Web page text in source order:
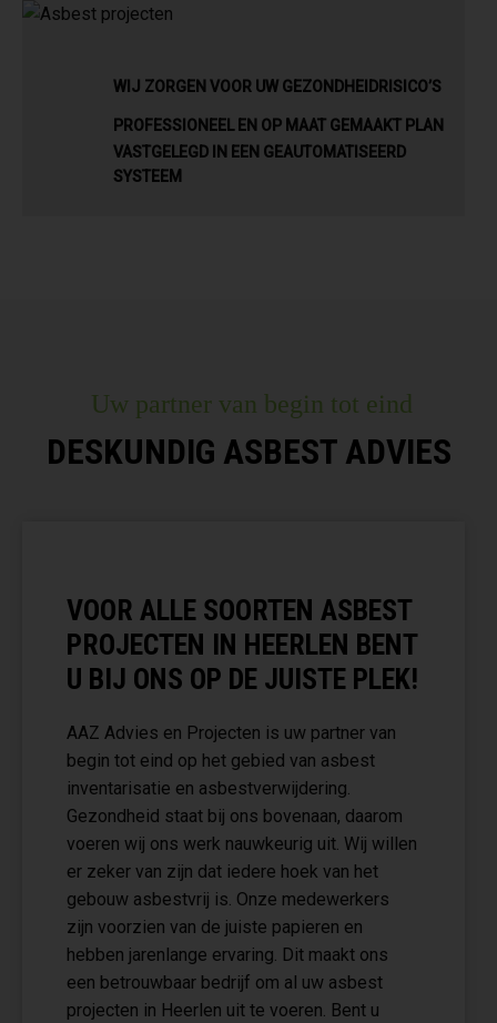
WIJ ZORGEN VOOR UW GEZONDHEIDRISICO’S
PROFESSIONEEL EN OP MAAT GEMAAKT PLAN
VASTGELEGD IN EEN GEAUTOMATISEERD
SYSTEEM
Uw partner van begin tot eind
DESKUNDIG ASBEST ADVIES
VOOR ALLE SOORTEN ASBEST
PROJECTEN IN HEERLEN BENT
U BIJ ONS OP DE JUISTE PLEK!
AAZ Advies en Projecten is uw partner van
begin tot eind op het gebied van asbest
inventarisatie en asbestverwijdering.
Gezondheid staat bij ons bovenaan, daarom
voeren wij ons werk nauwkeurig uit. Wij willen
er zeker van zijn dat iedere hoek van het
gebouw asbestvrij is. Onze medewerkers
zijn voorzien van de juiste papieren en
hebben jarenlange ervaring. Dit maakt ons
een betrouwbaar bedrijf om al uw asbest
projecten in Heerlen uit te voeren. Bent u